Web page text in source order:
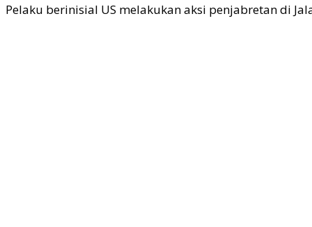
Pelaku berinisial US melakukan aksi penjabretan di